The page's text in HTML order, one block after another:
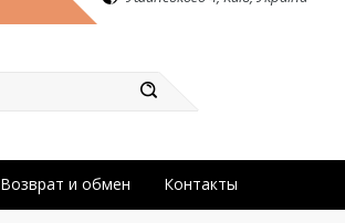
Возврат и обмен Контакты